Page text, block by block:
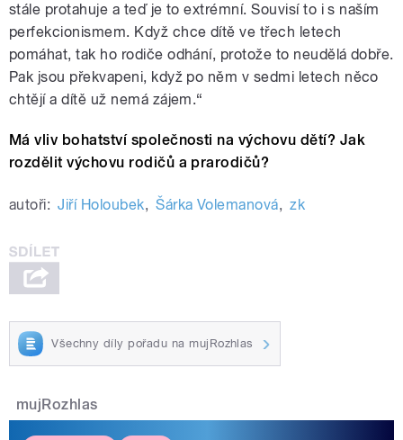
stále protahuje a teď je to extrémní. Souvisí to i s naším
perfekcionismem. Když chce dítě ve třech letech
pomáhat, tak ho rodiče odhání, protože to neudělá dobře.
Pak jsou překvapeni, když po něm v sedmi letech něco
chtějí a dítě už nemá zájem.“
Má vliv bohatství společnosti na výchovu dětí? Jak
rozdělit výchovu rodičů a prarodičů?
autoři: Jiří Holoubek, Šárka Volemanová, zk
Všechny díly pořadu na mujRozhlas
mujRozhlas